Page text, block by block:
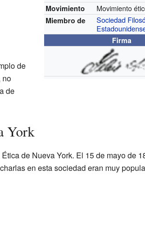
Movimiento Movimiento
Miembro de
Sociedad
Firma
de
no
de
York
de Nueva York. El 15 de mayo de
en esta sociedad eran muy